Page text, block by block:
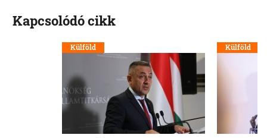
Kapcsolódó cikk
Külföld Külföld